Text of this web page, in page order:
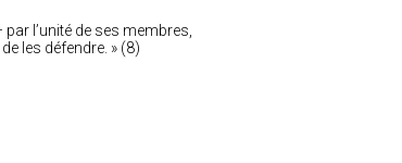
l’unité de ses membres,
les défendre. » (8)